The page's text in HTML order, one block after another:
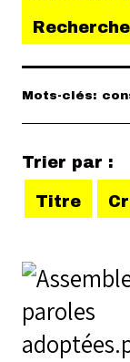
Mots-clés:
Trier par :
Titre